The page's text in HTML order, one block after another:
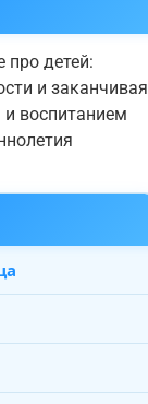
про детей:
и заканчивая
воспитанием